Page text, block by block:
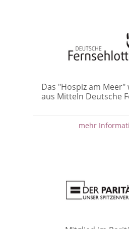
Das "Hospiz am
aus Mitteln Deutsche
mehr